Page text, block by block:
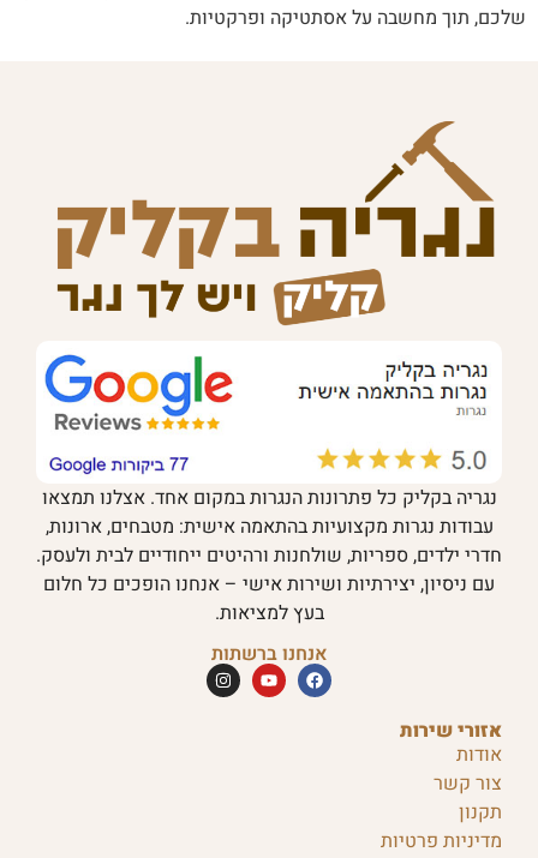
שלכם, תוך מחשבה על אסתטיקה ופרקטיות.
אזורי שירות
אודות
צור קשר
תקנון
מדיניות פרטיות
נגריה בקליק כל פתרונות הנגרות במקום אחד. אצלנו תמצאו
עבודות נגרות מקצועיות בהתאמה אישית: מטבחים, ארונות,
חדרי ילדים, ספריות, שולחנות ורהיטים ייחודיים לבית ולעסק.
עם ניסיון, יצירתיות ושירות אישי – אנחנו הופכים כל חלום
בעץ למציאות.
אנחנו ברשתות